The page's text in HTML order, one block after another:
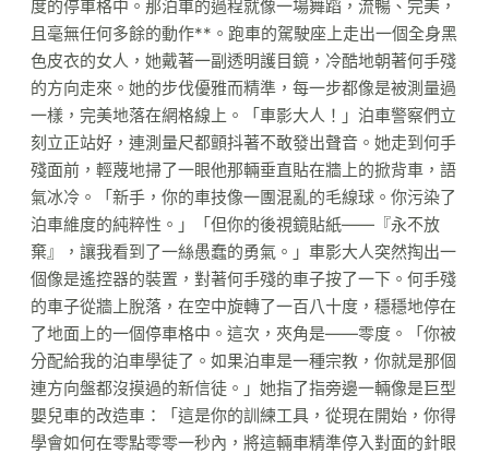
度的停車格中。那泊車的過程就像一場舞蹈，流暢、完美，
且毫無任何多餘的動作**。跑車的駕駛座上走出一個全身黑
色皮衣的女人，她戴著一副透明護目鏡，冷酷地朝著何手殘
的方向走來。她的步伐優雅而精準，每一步都像是被測量過
一樣，完美地落在網格線上。「車影大人！」泊車警察們立
刻立正站好，連測量尺都顫抖著不敢發出聲音。她走到何手
殘面前，輕蔑地掃了一眼他那輛垂直貼在牆上的掀背車，語
氣冰冷。「新手，你的車技像一團混亂的毛線球。你污染了
泊車維度的純粹性。」「但你的後視鏡貼紙——『永不放
棄』，讓我看到了一絲愚蠢的勇氣。」車影大人突然掏出一
個像是遙控器的裝置，對著何手殘的車子按了一下。何手殘
的車子從牆上脫落，在空中旋轉了一百八十度，穩穩地停在
了地面上的一個停車格中。這次，夾角是——零度。「你被
分配給我的泊車學徒了。如果泊車是一種宗教，你就是那個
連方向盤都沒摸過的新信徒。」她指了指旁邊一輛像是巨型
嬰兒車的改造車：「這是你的訓練工具，從現在開始，你得
學會如何在零點零零一秒內，將這輛車精準停入對面的針眼